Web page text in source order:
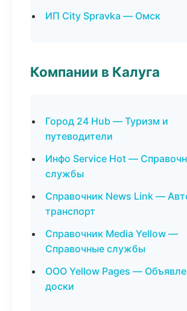
ИП City Spravka — Омск
Компании в Калуга
Город 24 Hub — Туризм и
путеводители
Инфо Service Hot —
службы
Справочник News Link —
транспорт
Справочник Media Yellow —
Справочные службы
ООО Yellow Pages —
доски